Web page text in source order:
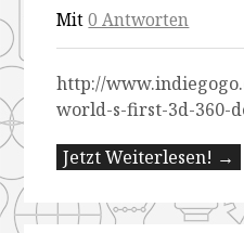
Mit0 Antworten
http://
world-s-first-3d-360-
Jetzt Weiterlesen! →